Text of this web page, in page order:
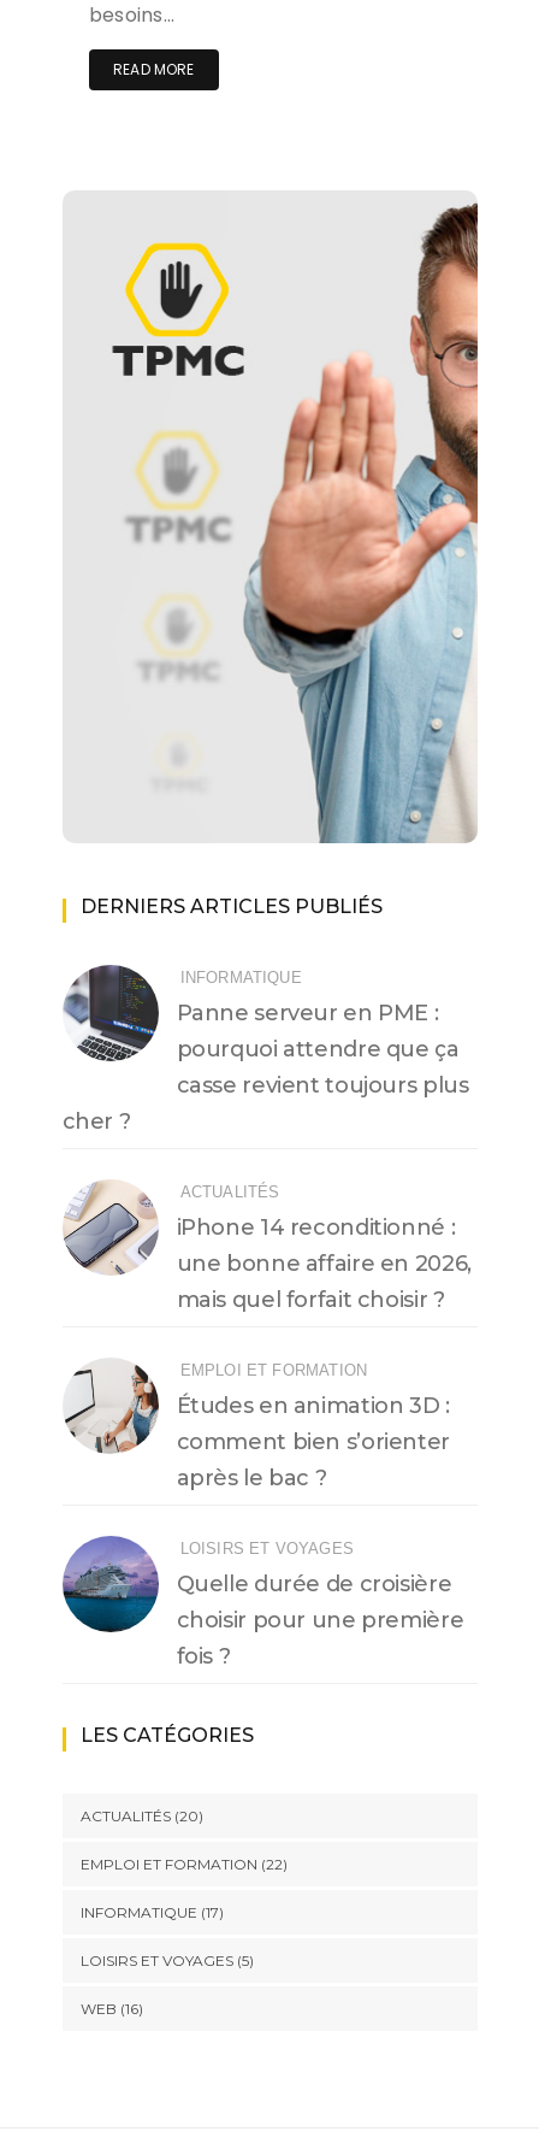
besoins…
READ MORE
DERNIERS ARTICLES PUBLIÉS
INFORMATIQUE
Panne serveur en PME :
pourquoi attendre que ça
casse revient toujours plus
cher ?
ACTUALITÉS
iPhone 14 reconditionné :
une bonne affaire en 2026,
mais quel forfait choisir ?
EMPLOI ET FORMATION
Études en animation 3D :
comment bien s’orienter
après le bac ?
LOISIRS ET VOYAGES
Quelle durée de croisière
choisir pour une première
fois ?
LES CATÉGORIES
ACTUALITÉS(20)
EMPLOI ET FORMATION (22)
INFORMATIQUE (17)
LOISIRS ET VOYAGES(5)
WEB (16)